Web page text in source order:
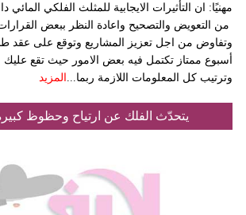
مهنيًا: ان التأثيرات الايجابية للمثلث الفلكي
من التعويض والتصحيح واعادة النظر ببعض
وتفاوض من اجل تعزيز المشاريع وتوقع على عقد
أسبوع ممتاز تكتمل فيه بعض الامور حيث تقع عليك
وترتيب كل المعلومات اللازمة ربما... المزيد
يتحدّث الفلك عن ارتياح وحظوظ